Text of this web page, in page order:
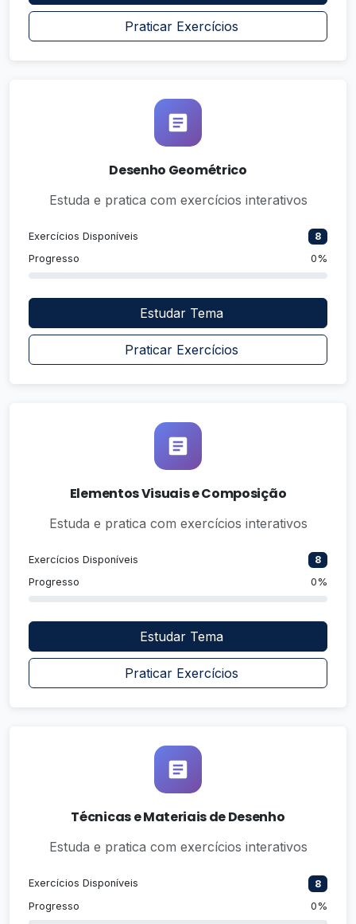
Praticar Exercícios
Desenho Geométrico
Estuda e pratica com exercícios interativos
Exercícios Disponíveis
8
Progresso
0%
Estudar Tema
Praticar Exercícios
Elementos Visuais e Composição
Estuda e pratica com exercícios interativos
Exercícios Disponíveis
8
Progresso
0%
Estudar Tema
Praticar Exercícios
Técnicas e Materiais de Desenho
Estuda e pratica com exercícios interativos
Exercícios Disponíveis
8
Progresso
0%